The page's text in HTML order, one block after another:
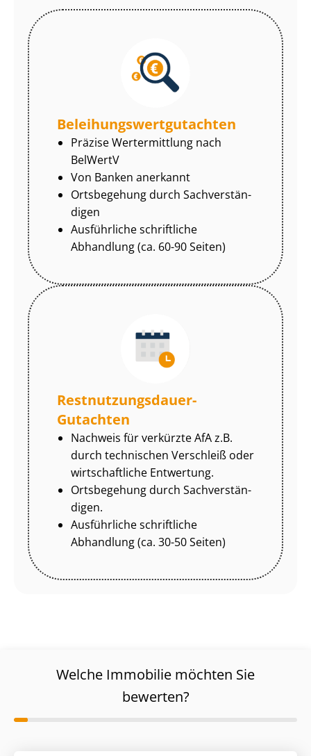
Be­lei­hungs­wert­gut­ach­ten
Präzise Wertermittlung nach
BelWertV
Von Banken anerkannt
Ortsbegehung durch Sach­ver­stän­
di­gen
Ausführliche schriftliche
Abhandlung (ca. 60-90 Seiten)
Rest­nut­zungs­dau­er-
Gutachten
Nachweis für verkürzte AfA z.B.
durch technischen Verschleiß oder
wirtschaftliche Entwertung.
Ortsbegehung durch Sach­ver­stän­
di­gen.
Ausführliche schriftliche
Abhandlung (ca. 30-50 Seiten)
Welche Immobilie möchten Sie
bewerten?